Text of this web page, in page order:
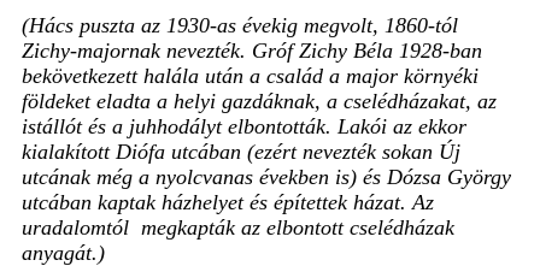
(Hács puszta az 1930-as évekig megvolt, 1860-tól
Zichy-majornak nevezték. Gróf Zichy Béla 1928-ban
bekövetkezett halála után a család a major környéki
földeket eladta a helyi gazdáknak, a cselédházakat, az
istállót és a juhhodályt elbontották. Lakói az ekkor
kialakított Diófa utcában (ezért nevezték sokan Új
utcának még a nyolcvanas években is) és Dózsa György
utcában kaptak házhelyet és építettek házat. Az
uradalomtól megkapták az elbontott cselédházak
anyagát.)